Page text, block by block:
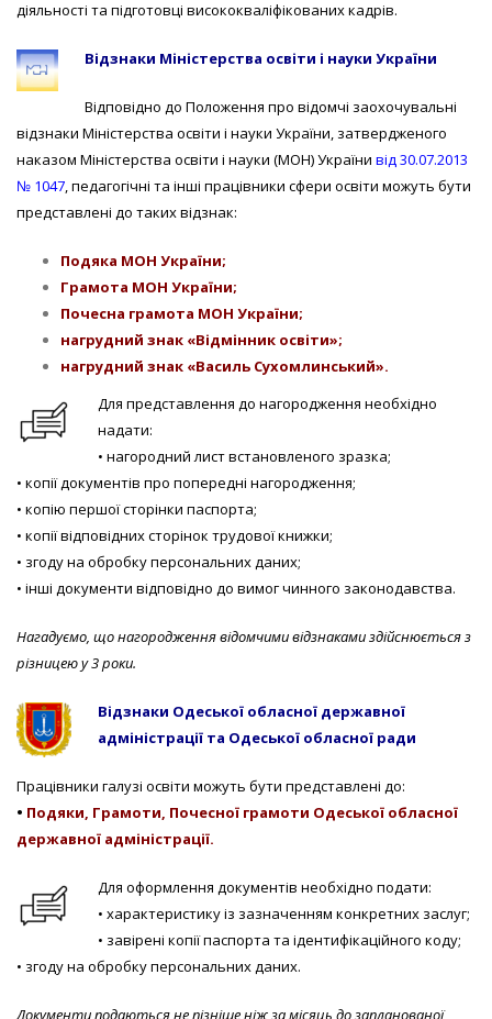
діяльності та підготовці висококваліфікованих кадрів.
Відзнаки Міністерства освіти і науки України
Відповідно до Положення про відомчі заохочувальні
відзнаки Міністерства освіти і науки України, затвердженого
наказом Міністерства освіти і науки (МОН) України від 30.07.2013
№ 1047 , педагогічні та інші працівники сфери освіти можуть бути
представлені до таких відзнак:
Подяка МОН України;
Грамота МОН України;
Почесна грамота МОН України;
нагрудний знак «Відмінник освіти»;
нагрудний знак «Василь Сухомлинський».
Для представлення до нагородження необхідно
надати:
• нагородний лист встановленого зразка;
• копії документів про попередні нагородження;
• копію першої сторінки паспорта;
• копії відповідних сторінок трудової книжки;
• згоду на обробку персональних даних;
• інші документи відповідно до вимог чинного законодавства.
Нагадуємо, що нагородження відомчими відзнаками здійснюється з
різницею у 3 роки.
Відзнаки Одеської обласної державної
адміністрації та Одеської обласної ради
Працівники галузі освіти можуть бути представлені до:
• Подяки, Грамоти, Почесної грамоти Одеської обласної
державної адміністрації.
Для оформлення документів необхідно подати:
• характеристику із зазначенням конкретних заслуг;
• завірені копії паспорта та ідентифікаційного коду;
• згоду на обробку персональних даних.
Документи подаються не пізніше ніж за місяць до запланованої